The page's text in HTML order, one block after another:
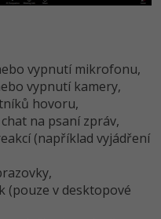
vypnutí mikrofonu,
vypnutí kamery,
hovoru,
na psaní zpráv,
(například vyjádření
(pouze v desktopové